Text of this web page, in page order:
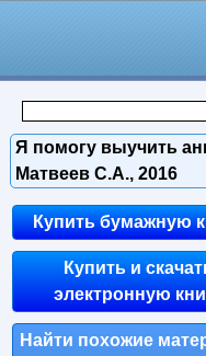
Я помогу выучить
Матвеев С.А., 2016
Купить бумажную
Купить и
электронную
Найти похожие